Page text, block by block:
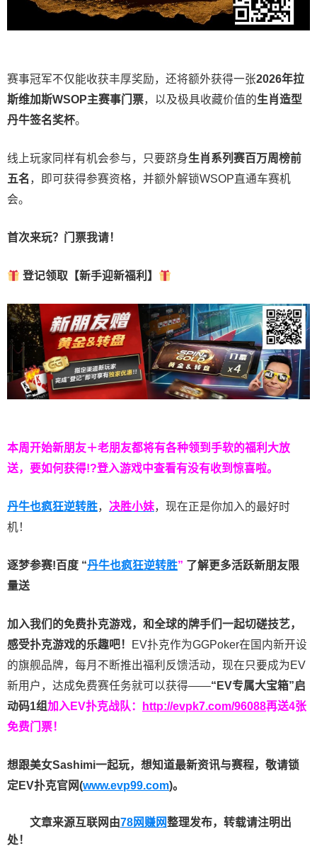
赛事冠军不仅能收获丰厚奖励，还将额外获得一张2026年拉
斯维加斯WSOP主赛事门票，以及极具收藏价值的生肖造型
丹牛签名奖杯。
线上玩家同样有机会参与，只要跻身生肖系列赛百万周榜前
五名 ，即可获得参赛资格，并额外解锁WSOP直通车赛机
会。
首次来玩？门票我请！
登记领取【新手迎新福利】
本周开始新朋友＋老朋友都将有各种领到手软的福利大放
送，要如何获得!?登入游戏中查看有没有收到惊喜啦。
丹牛也疯狂逆转胜， 决胜小妹，现在正是你加入的最好时
机！
逐梦参赛!百度 “丹牛也疯狂逆转胜” 了解更多活跃新朋友限
量送
加入我们的免费扑克游戏，和全球的牌手们一起切磋技艺，
感受扑克游戏的乐趣吧！
EV扑克作为GGPoker在国内新开设
的旗舰品牌，每月不断推出福利反馈活动，现在只要成为EV
新用户，达成免费赛任务就可以获得——“EV专属大宝箱”启
动码1组加入EV扑克战队： http://evpk7.com/96088再送4张
免费门票！
想跟美女Sashimi一起玩， 想知道最新资讯与赛程， 敬请锁
定EV扑克官网(www.evp99.com)。
文章来源互联网由78网赚网整理发布，转载请注明出
处！